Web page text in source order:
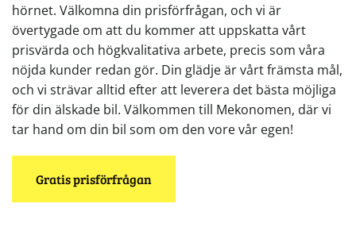
hörnet. Välkomna din prisförfrågan, och vi är
övertygade om att du kommer att uppskatta vårt
prisvärda och högkvalitativa arbete, precis som våra
nöjda kunder redan gör. Din glädje är vårt främsta mål,
och vi strävar alltid efter att leverera det bästa möjliga
för din älskade bil. Välkommen till Mekonomen, där vi
tar hand om din bil som om den vore vår egen!
Gratis prisförfrågan